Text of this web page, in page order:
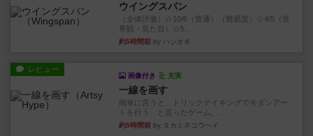
ウイングスパン
（全体評価）☆10/6（普通）（難易度）☆4/5（世
界観・見た目）☆5...
約5時間前 by ハシオキ
レビュー
画像付き 充実
一線を画す
簡単に言うと、トリックテイキングでモダンアー
トを行う、と言ったゲーム。...
約5時間前 by タカミネコウヘイ